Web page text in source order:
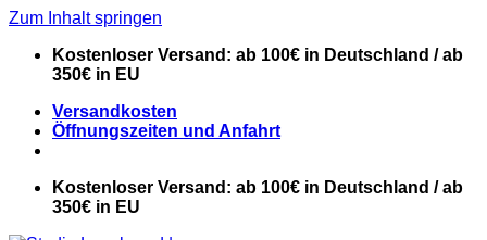
Zum Inhalt springen
Kostenloser Versand: ab 100€ in Deutschland / ab
350€ in EU
Versandkosten
Öffnungszeiten und Anfahrt
Kostenloser Versand: ab 100€ in Deutschland / ab
350€ in EU